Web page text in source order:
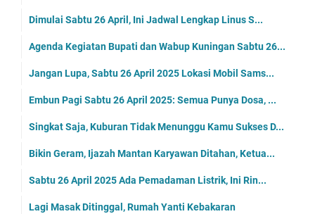
Dimulai Sabtu 26 April, Ini Jadwal Lengkap Linus S...
Agenda Kegiatan Bupati dan Wabup Kuningan Sabtu 26...
Jangan Lupa, Sabtu 26 April 2025 Lokasi Mobil Sams...
Embun Pagi Sabtu 26 April 2025: Semua Punya Dosa, ...
Singkat Saja, Kuburan Tidak Menunggu Kamu Sukses D...
Bikin Geram, Ijazah Mantan Karyawan Ditahan, Ketua...
Sabtu 26 April 2025 Ada Pemadaman Listrik, Ini Rin...
Lagi Masak Ditinggal, Rumah Yanti Kebakaran